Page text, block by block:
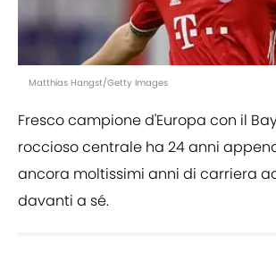
Matthias Hangst/Getty Images
Fresco campione d'Europa con il
roccioso centrale ha 24 anni
ancora moltissimi anni di carriera
davanti a sé.